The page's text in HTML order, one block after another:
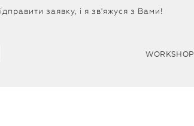
заявку, і я зв'яжуся з Вами!
WORKSHOP